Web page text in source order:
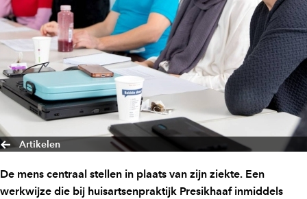
Artikelen
De mens centraal stellen in plaats van zijn ziekte. Een
werkwijze die bij huisartsenpraktijk Presikhaaf inmiddels